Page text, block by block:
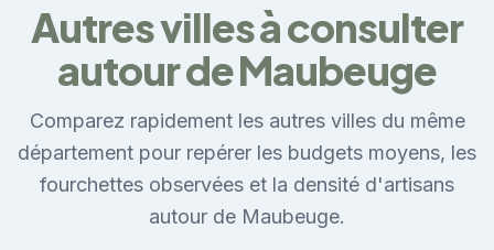
Autres villes à consulter
autour de Maubeuge
Comparez rapidement les autres villes du même
département pour repérer les budgets moyens, les
fourchettes observées et la densité d'artisans
autour de Maubeuge.